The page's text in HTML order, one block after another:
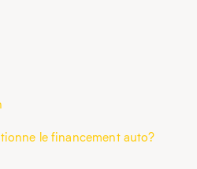
le financement auto?